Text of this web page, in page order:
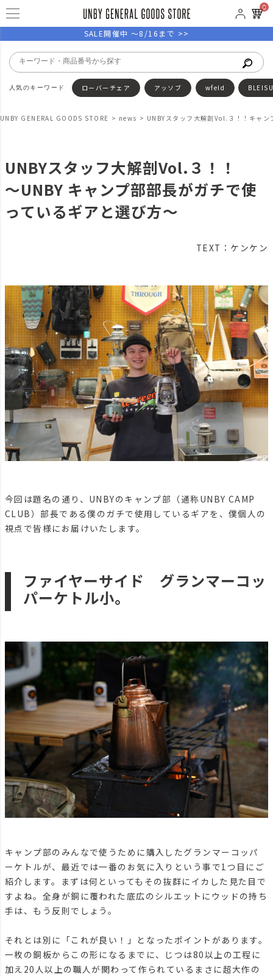
0
SALE開催中 ～8/16まで >>
ローバーチェア アッソブ wfeld
UNBY GENERAL GOODS STORE news UNBYスタッフ大解剖Vol.３！！キャ
UNBYスタッフ大解剖Vol.３！！
〜UNBY キャンプ部部長がガチで使
っているギアと選び方〜
TEXT：ケンケン
今回は題名の通り、UNBYのキャンプ部（通称UNBY CAMP
CLUB）部長である僕のガチで使用しているギアを、僕個人の
視点で皆様にお届けいたします。
ファイヤーサイド グランマーコッ
パーケトル小。
キャンプ部のみんなで使うために購入したグランマーコッパ
ーケトルが、最近では一番のお気に入りという事で1つ目にご
紹介します。まずは何といってもその抜群にイカした見た目で
すよね。全身が銅に覆われた底広のシルエットにウッドの持ち
手は、もう反則でしょう。
それとは別に「これが良い！」となったポイントがあります。
一枚の銅板からこの形になるまでに、じつは80以上の工程に
加え20人以上の職人が関わって作られているまさに超大作の